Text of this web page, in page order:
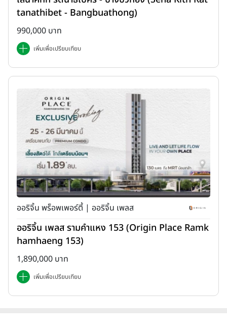
tanathibet - Bangbuathong)
990,000 บาท
เพิ่มเพื่อเปรียบเทียบ
ออริจิ้น พร็อพเพอร์ตี้ | ออริจิ้น เพลส
ออริจิ้น เพลส รามคำแหง 153 (Origin Place Ramk
hamhaeng 153)
1,890,000 บาท
เพิ่มเพื่อเปรียบเทียบ